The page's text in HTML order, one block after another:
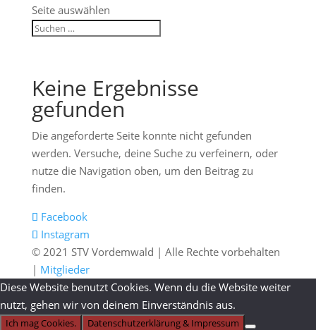
Seite auswählen
Keine Ergebnisse
gefunden
Die angeforderte Seite konnte nicht gefunden
werden. Versuche, deine Suche zu verfeinern, oder
nutze die Navigation oben, um den Beitrag zu
finden.
Facebook
Instagram
© 2021 STV Vordemwald | Alle Rechte vorbehalten
| Mitglieder
Diese Website benutzt Cookies. Wenn du die Website weiter
nutzt, gehen wir von deinem Einverständnis aus.
Ich mag Cookies. Datenschutzerklärung & Impressum